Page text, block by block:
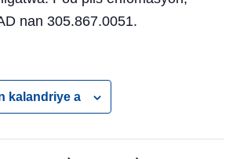
nan 305.867.0051.
kalandriye a